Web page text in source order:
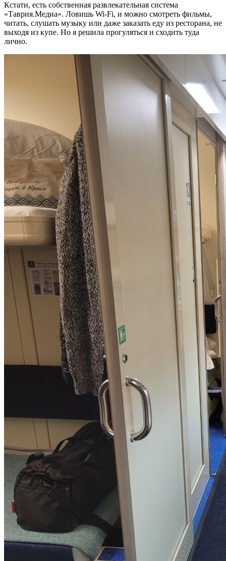
Кстати, есть собственная развлекательная система
«Таврия.Медиа». Ловишь Wi-Fi, и можно смотреть фильмы,
читать, слушать музыку или даже заказать еду из ресторана, не
выходя из купе. Но я решила прогуляться и сходить туда
лично.